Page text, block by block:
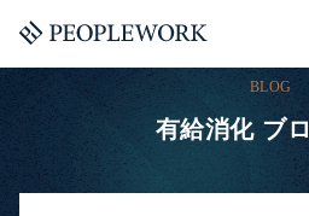
BLOG
有給消化 ブ